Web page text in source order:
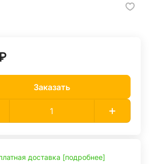
Заказать
доставка [подробнее]